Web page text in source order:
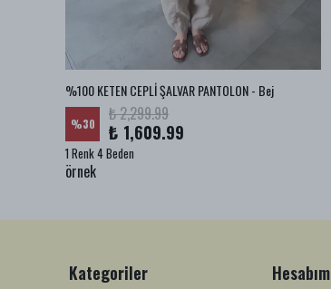
%100 KETEN CEPLİ ŞALVAR PANTOLON - Bej
%30 ₺ 2,299.99
₺ 1,609.99
1 Renk 4 Beden
örnek
Kategoriler Hesabım